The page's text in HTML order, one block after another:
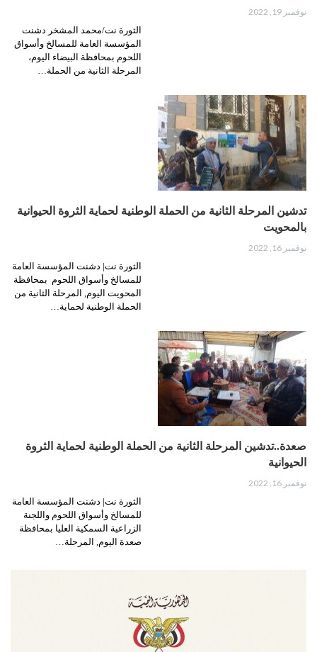
نوفمبر 19, 2022
الثورة نت/محمد المشخر دشنت
المؤسسة العامة للمسالخ وأسواق
اللحوم بمحافظة البيضاء اليوم،
المرحلة الثانية من الحملة…
تدشين المرحلة الثانية من الحملة الوطنية لحماية الثروة الحيوانية
بالمحويت
نوفمبر 16, 2022
الثورة نت| دشنت المؤسسة العامة
للمسالخ وأسواق اللحوم بمحافظة
المحويت اليوم, المرحلة الثانية من
الحملة الوطنية لحماية…
صعدة..تدشين المرحلة الثانية من الحملة الوطنية لحماية الثروة
الحيوانية
نوفمبر 16, 2022
الثورة نت| دشنت المؤسسة العامة
للمسالخ وأسواق اللحوم واللجنة
الزراعية السمكية العليا بمحافظة
صعدة اليوم, المرحلة…